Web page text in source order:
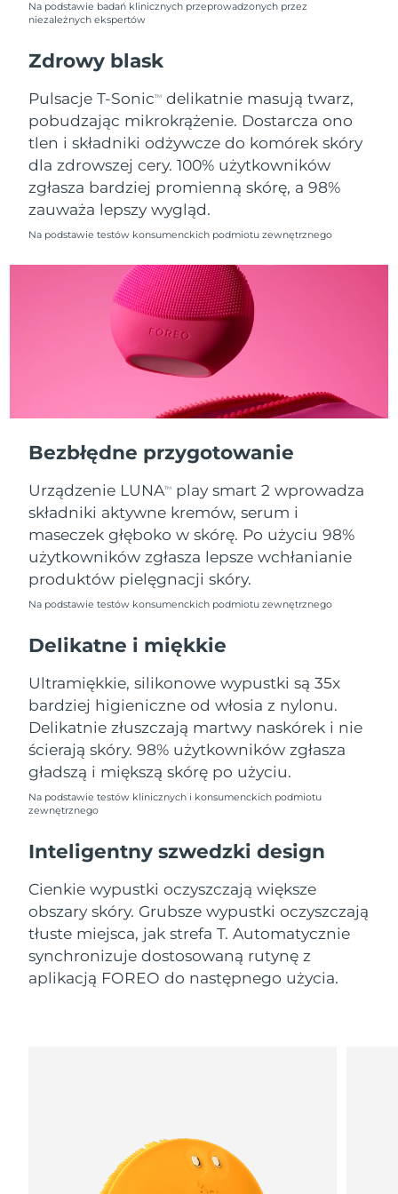
Na podstawie badań klinicznych przeprowadzonych przez
niezależnych ekspertów
Zdrowy blask
Pulsacje T-SonicTM
delikatnie masują twarz,
pobudzając mikrokrążenie. Dostarcza ono
tlen i składniki odżywcze do komórek skóry
dla zdrowszej cery. 100% użytkowników
zgłasza bardziej promienną skórę, a 98%
zauważa lepszy wygląd.
Na podstawie testów konsumenckich podmiotu zewnętrznego
Bezbłędne przygotowanie
Urządzenie LUNATM
play smart 2 wprowadza
składniki aktywne kremów, serum i
maseczek głęboko w skórę. Po użyciu 98%
użytkowników zgłasza lepsze wchłanianie
produktów pielęgnacji skóry.
Na podstawie testów konsumenckich podmiotu zewnętrznego
Delikatne i miękkie
Ultramiękkie, silikonowe wypustki są 35x
bardziej higieniczne od włosia z nylonu.
Delikatnie złuszczają martwy naskórek i nie
ścierają skóry. 98% użytkowników zgłasza
gładszą i miększą skórę po użyciu.
Na podstawie testów klinicznych i konsumenckich podmiotu
zewnętrznego
Inteligentny szwedzki design
Cienkie wypustki oczyszczają większe
obszary skóry. Grubsze wypustki oczyszczają
tłuste miejsca, jak strefa T. Automatycznie
synchronizuje dostosowaną rutynę z
aplikacją FOREO do następnego użycia.
Nowa Zelandia
Oczekiwany czas dostawy
9/8/26
Norwegia
Oczekiwany czas dostawy
Oman
Oczekiwany czas dostawy
12/8/26
Oczekiwany czas dostawy
Oczekiwany czas dostawy
Portoryko
Oczekiwany czas dostawy
Oczekiwany czas dostawy
Reunion
Oczekiwany czas dostawy
14/8/26
Rumunia
Oczekiwany czas dostawy
Arabia Saudyjska
Oczekiwany czas dostawy
10/8/26
Singapur
Oczekiwany czas dostawy
11/8/26
Słowacja
Oczekiwany czas dostawy
Słowenia
Republika
Południowej Afryki
Oczekiwany czas dostawy
17/8/26
Korea Południowa
Oczekiwany czas dostawy
Oczekiwany czas dostawy